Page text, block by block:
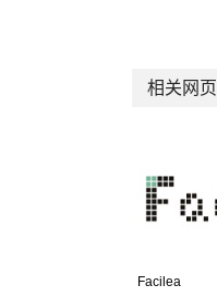
相关网页
Facilea